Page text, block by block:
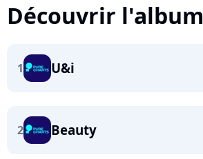
Découvrir l'album
1 U&i
2 Beauty